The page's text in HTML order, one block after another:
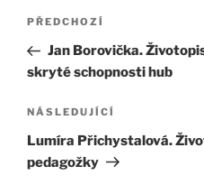
Navigace
příspěvek
Předchozí
příspěvek
PŘEDCHOZÍ
Jan Borovička.
skryté schopnosti hub
Následující
příspěvek
NÁSLEDUJÍCÍ
Lumíra Přichystalová.
pedagožky